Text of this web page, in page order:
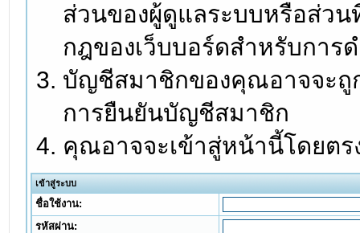
ส่วนของผู้ดูแลระบบหรือส่ว
กฎของเว็บบอร์ดสำหรับการ
บัญชีสมาชิกของคุณอาจจะถู
การยืนยันบัญชีสมาชิก
คุณอาจจะเข้าสู่หน้านี้โดยต
เข้าสู่ระบบ
ชื่อใช้งาน:
รหัสผ่าน: